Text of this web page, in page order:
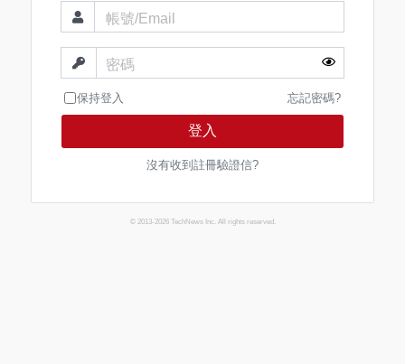
帳號/Email
密碼
保持登入 忘記密碼?
登入
沒有收到註冊驗證信?
© 2013-2026 TechNews Inc. All rights reserved.